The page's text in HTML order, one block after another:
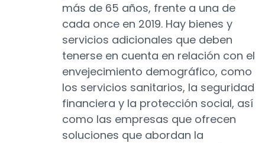
más de 65 años, frente a una de
cada once en 2019. Hay bienes y
servicios adicionales que deben
tenerse en cuenta en relación con el
envejecimiento demográfico, como
los servicios sanitarios, la seguridad
financiera y la protección social, así
como las empresas que ofrecen
soluciones que abordan la